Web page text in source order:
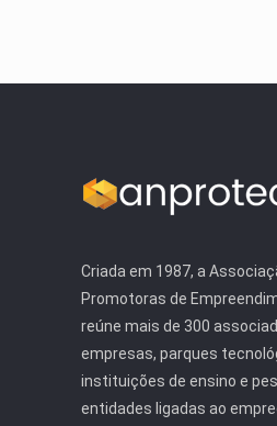
Criada em 1987, a
Promotoras de
reúne mais de 300
empresas, parques
instituições de ensino e
entidades ligadas ao